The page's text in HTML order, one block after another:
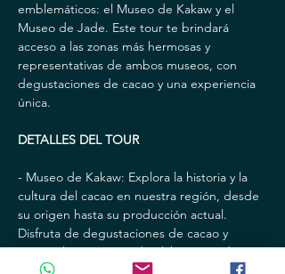
emblemáticos: el Museo de Kakaw y el
Museo de Jade. Este tour te brindará
acceso a las zonas más hermosas y
representativas de ambos museos, con
degustaciones de cacao y una experiencia
única.
DETALLES DEL TOUR
- Museo de Kakaw: Explora la historia y la
cultura del cacao en nuestra región, desde
su origen hasta su producción actual.
Disfruta de degustaciones de cacao y
conoce los procesos de elaboración de
este delicioso producto.